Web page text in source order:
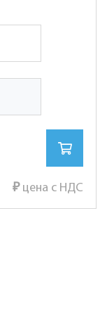
₽цена с НДС